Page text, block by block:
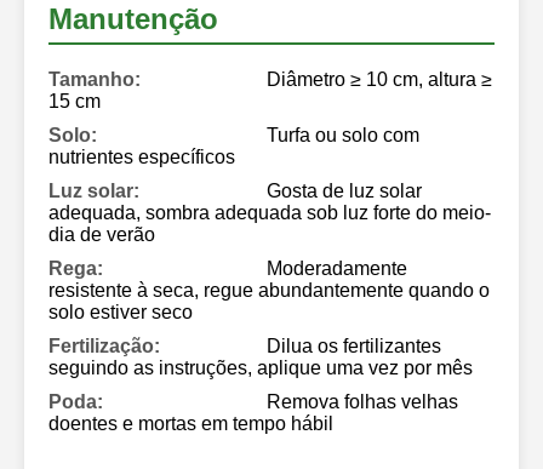
Manutenção
Tamanho:
Diâmetro ≥ 10 cm, altura ≥
15 cm
Solo:
Turfa ou solo com
nutrientes específicos
Luz solar:
Gosta de luz solar
adequada, sombra adequada sob luz forte do meio-
dia de verão
Rega:
Moderadamente
resistente à seca, regue abundantemente quando o
solo estiver seco
Fertilização:
Dilua os fertilizantes
seguindo as instruções, aplique uma vez por mês
Poda:
Remova folhas velhas
doentes e mortas em tempo hábil